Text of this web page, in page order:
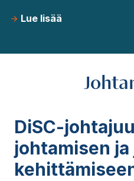
Lue lisää
DiSC-
johtamisen